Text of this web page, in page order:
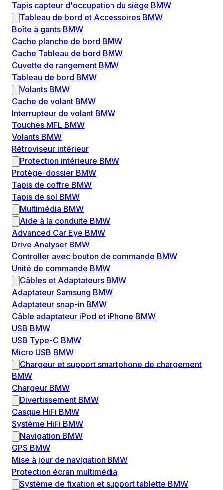
Tapis capteur d'occupation du siège BMW
Tableau de bord et Accessoires BMW
Boîte à gants BMW
Cache planche de bord BMW
Cache Tableau de bord BMW
Cuvette de rangement BMW
Tableau de bord BMW
Volants BMW
Cache de volant BMW
Interrupteur de volant BMW
Touches MFL BMW
Volants BMW
Rétroviseur intérieur
Protection intérieure BMW
Protège-dossier BMW
Tapis de coffre BMW
Tapis de sol BMW
Multimédia BMW
Aide à la conduite BMW
Advanced Car Eye BMW
Drive Analyser BMW
Controller avec bouton de commande BMW
Unité de commande BMW
Câbles et Adaptateurs BMW
Adaptateur Samsung BMW
Adaptateur snap-in BMW
Câble adaptateur iPod et iPhone BMW
USB BMW
USB Type-C BMW
Micro USB BMW
Chargeur et support smartphone de chargement
BMW
Chargeur BMW
Divertissement BMW
Casque HiFi BMW
Système HiFi BMW
Navigation BMW
GPS BMW
Mise à jour de navigation BMW
Protection écran multimédia
Système de fixation et support tablette BMW